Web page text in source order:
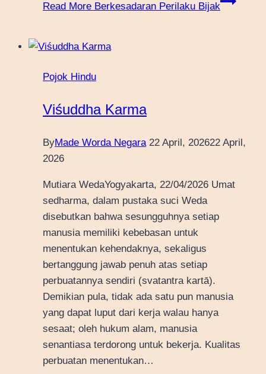
Read More Berkesadaran Perilaku Bijak
Pojok Hindu
Viśuddha Karma
ByMade Worda Negara 22 April, 202622 April,
2026
Mutiara WedaYogyakarta, 22/04/2026 Umat
sedharma, dalam pustaka suci Weda
disebutkan bahwa sesungguhnya setiap
manusia memiliki kebebasan untuk
menentukan kehendaknya, sekaligus
bertanggung jawab penuh atas setiap
perbuatannya sendiri (svatantra kartā).
Demikian pula, tidak ada satu pun manusia
yang dapat luput dari kerja walau hanya
sesaat; oleh hukum alam, manusia
senantiasa terdorong untuk bekerja. Kualitas
perbuatan menentukan…